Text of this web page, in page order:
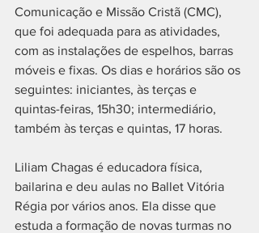
Comunicação e Missão Cristã (CMC),
que foi adequada para as atividades,
com as instalações de espelhos, barras
móveis e fixas. Os dias e horários são os
seguintes: iniciantes, às terças e
quintas-feiras, 15h30; intermediário,
também às terças e quintas, 17 horas.
Liliam Chagas é educadora física,
bailarina e deu aulas no Ballet Vitória
Régia por vários anos. Ela disse que
estuda a formação de novas turmas no